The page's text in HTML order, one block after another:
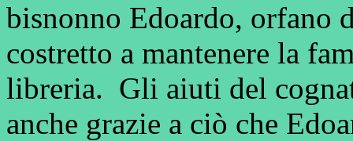
bisnonno Edoardo, orfano
costretto a mantenere la
libreria. Gli aiuti del
anche grazie a ciò che